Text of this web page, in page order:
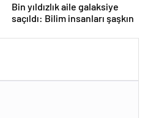
Bin yıldızlık aile galaksiye
saçıldı: Bilim insanları şaşkın